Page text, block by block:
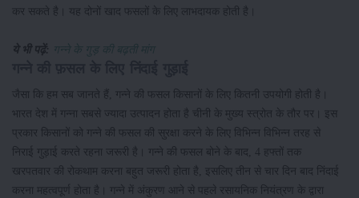
कर सकते है। यह दोनों खाद फसलों के लिए लाभदायक होती है।
ये भी पढ़ें: गन्ने के गुड़ की बढ़ती मांग
जैसा कि हम सब जानते हैं, गन्ने की फसल किसानों के लिए कितनी उपयोगी होती है।
भारत देश में गन्ना सबसे ज्यादा उत्पादन होता है चीनी के मुख्य स्त्रोत के तौर पर। इस
प्रकार किसानों को गन्ने की फसल की सुरक्षा करने के लिए विभिन्न विभिन्न तरह से
निराई गुड़ाई करते रहना जरूरी है। गन्ने की फसल बोने के बाद, 4 हफ्तों तक
खरपतवार की रोकथाम करना बहुत जरूरी होता है, इसलिए तीन से चार दिन बाद निंदाई
करना महत्वपूर्ण होता है। गन्ने में अंकुरण आने से पहले रसायनिक नियंत्रण के द्वारा